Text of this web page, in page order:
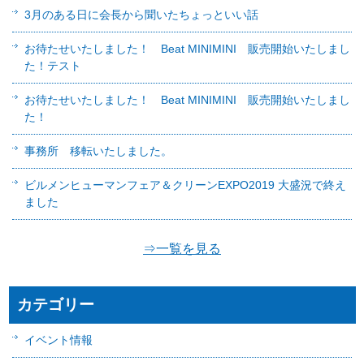
3月のある日に会長から聞いたちょっといい話
お待たせいたしました！ Beat MINIMINI 販売開始いたしまし
た！テスト
お待たせいたしました！ Beat MINIMINI 販売開始いたしまし
た！
事務所 移転いたしました。
ビルメンヒューマンフェア＆クリーンEXPO2019 大盛況で終え
ました
⇒一覧を見る
カテゴリー
イベント情報